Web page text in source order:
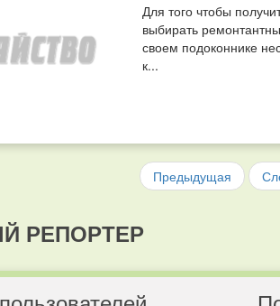
Для того чтобы
выбирать
своем подоконнике
к...
Предыдущая
РЕПОРТЕР